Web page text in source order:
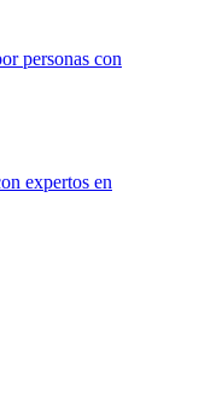
personas con
expertos en